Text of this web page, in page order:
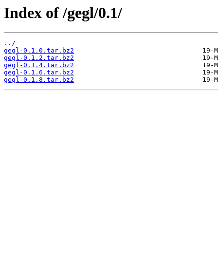
Index of /gegl/0.1/
../
gegl-0.1.0.tar.bz2
gegl-0.1.2.tar.bz2
gegl-0.1.4.tar.bz2
gegl-0.1.6.tar.bz2
gegl-0.1.8.tar.bz2